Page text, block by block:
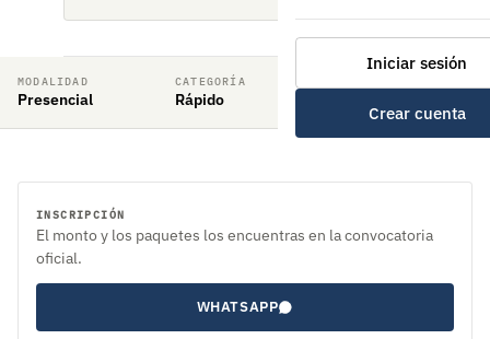
Iniciar sesión
Crear cuenta
MODALIDAD
Presencial
CATEGORÍA
Rápido
INSCRIPCIÓN
El monto y los paquetes los encuentras en la convocatoria
oficial.
WHATSAPP